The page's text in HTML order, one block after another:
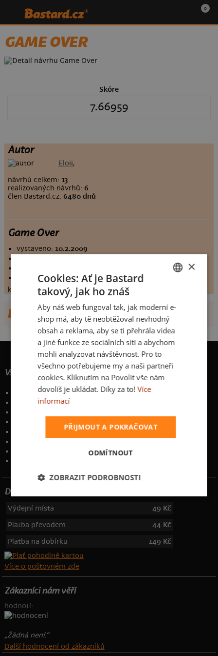
0
GAME OVER
Skóre
7.66959
Autor
Eloii,
návrhů celkem: 13
realizovaných návrhů:6
člen Bastard.cz:6480 dnů
Game Over
vystaveno: 10.2.2009
koupilo by:194 lidí
konečné hodnocení:7.66959
DALŠÍ NÁVRHY OD ELOII
Vše o nákupu
Poštovné a způsoby doručení
Garance výměny či vrácení
Zakázkový potisk textilu
Obchodní podmínky
info@bastard.cz
Dotujeme poštovné
Výdejní místa
49 Kč
Platba převodem
44 Kč
Platba na dobírku
149 Kč
Více o poštovném zde
Zákazníci nám věří
hodnotí:
„Žádná není.“
Další hodnocení od zákazníků
SLOVAK
×
Cookies: Ať je Bastard
takový, jak ho znáš
Aby náš web fungoval tak, jak moderní e-
shop má, aby tě neobtěžoval nevhodný
obsah a reklama, aby se ti přehrála videa
a jiné funkce ze sociálních sítí a abychom
mohli analyzovat návštěvnost. Pro to
všechno potřebujeme my a naši partneři
cookies. Kliknutím na Povolit vše nám
dovolíš je ukládat. Díky za to! Více
informací
PŘIJMOUT A POKRAČOVAT
ODMÍTNOUT
ZOBRAZIT PODROBNOSTI